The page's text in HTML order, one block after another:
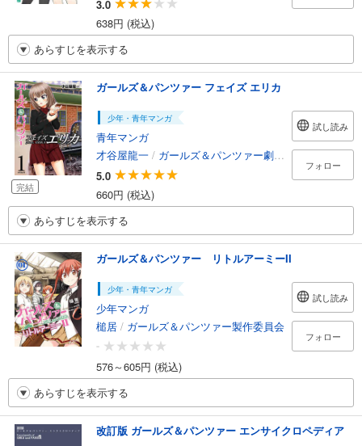
3.0
638円 (税込)
あらすじを表示する
完結
ガールズ＆パンツァー フェイズ エリカ
少年・青年マンガ
青年マンガ
才谷屋龍一 / ガールズ＆パンツァー劇場版製作委員会
5.0
660円 (税込)
試し読み
フォロー
あらすじを表示する
ガールズ＆パンツァー リトルアーミーII
少年・青年マンガ
少年マンガ
槌居 / ガールズ＆パンツァー製作委員会
-
576～605円 (税込)
試し読み
フォロー
あらすじを表示する
改訂版 ガールズ＆パンツァー エンサイクロペディア